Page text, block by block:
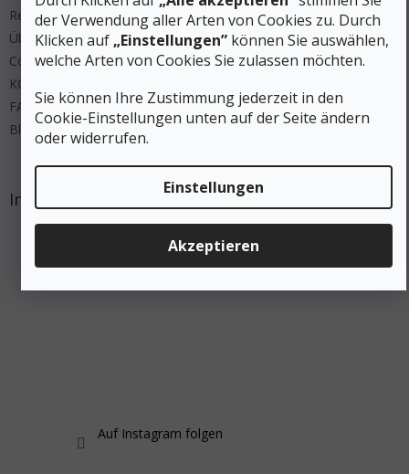
der Verwendung aller Arten von Cookies zu. Durch
Klicken auf „Einstellungen” können Sie auswählen,
welche Arten von Cookies Sie zulassen möchten.
Sie können Ihre Zustimmung jederzeit in den
Cookie-Einstellungen unten auf der Seite ändern
oder widerrufen.
Einstellungen
Akzeptieren
Regeln Wettbewerbe
Über uns
Cookies
KONTAKT
FAQ
Blog
Instagram
Auf Instagram folgen